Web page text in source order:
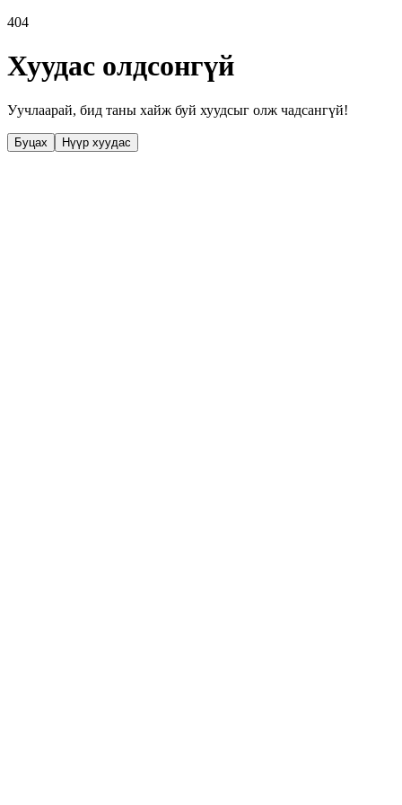
404
Хуудас олдсонгүй
Уучлаарай, бид таны хайж буй хуудсыг олж чадсангүй!
Буцах Нүүр хуудас